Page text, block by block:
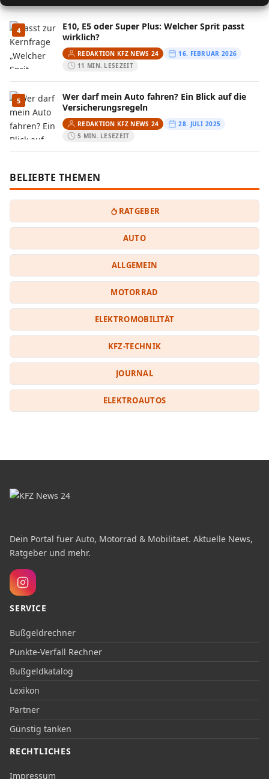
4
E10, E5 oder Super Plus: Welcher Sprit passt
wirklich?
REDAKTION KFZ NEWS 24
16. FEBRUAR 2026
11 MIN. LESEZEIT
5
Wer darf mein Auto fahren? Ein Blick auf die
Versicherungsregeln
REDAKTION KFZ NEWS 24
28. JULI 2025
5 MIN. LESEZEIT
BELIEBTE THEMEN
RATGEBER
AUTO
ALLGEMEIN
MOTORRAD
ELEKTROMOBILITÄT
KFZ-TECHNIK
JOURNAL
ELEKTROAUTOS
Dein Portal fuer Auto, Motorrad & Mobilitaet. Aktuelle News,
Ratgeber und mehr.
SERVICE
Bußgeldrechner
Punkte-Verfall Rechner
Bußgeldkatalog
Lexikon
Partner
Günstig tanken
RECHTLICHES
Impressum